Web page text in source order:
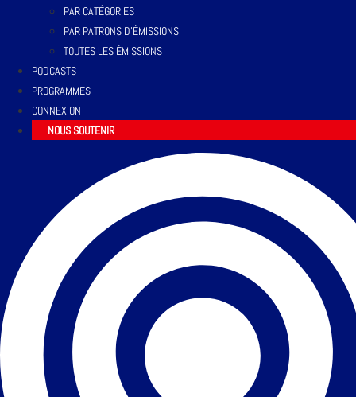
PAR CATÉGORIES
PAR PATRONS D’ÉMISSIONS
TOUTES LES ÉMISSIONS
PODCASTS
PROGRAMMES
CONNEXION
NOUS SOUTENIR